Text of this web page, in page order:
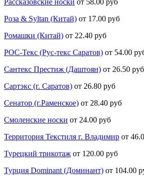
Роза & Syltan (Китай) от 17.00 руб
Ромашки (Китай) от 22.40 руб
РОС-Текс (Рус-текс Саратов) от 54.00
Сантекс Престиж (Даштоян) от 26.50 руб
Сартэкс (г. Саратов) от 26.80 руб
Сенатор (г.Раменское) от 28.40 руб
Смоленские носки от 24.00 руб
Территория Текстиля г. Владимир от
Турецкий трикотаж от 120.00 руб
Турция Dominant (Доминант) от 104.00